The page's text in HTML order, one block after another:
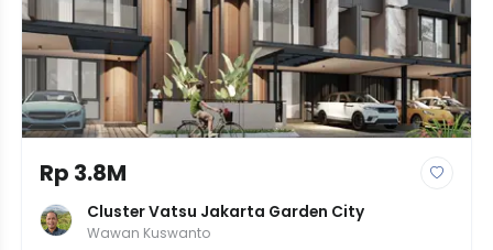
Rp 3.8M
Cluster Vatsu Jakarta Garden City
Wawan Kuswanto